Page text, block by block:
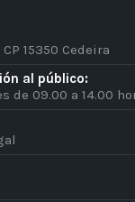
15350 Cedeira
al público:
de 09.00 a 14.00